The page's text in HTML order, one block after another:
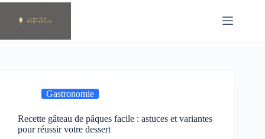
Passer
contenu
Gastronomie
Recette gâteau de pâques facile : astuces et variantes
pour réussir votre dessert